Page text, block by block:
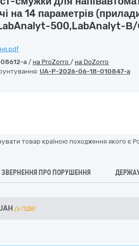
на 14 параметрів
500,LabAnalyt-
a/ на ProZorro / на DoZorro
UA-P-2026-06-18-010847-a
товар країною походження якого є
ЗВЕРНЕННЯ ПРО ПОРУШЕННЯ
(з ПДВ)